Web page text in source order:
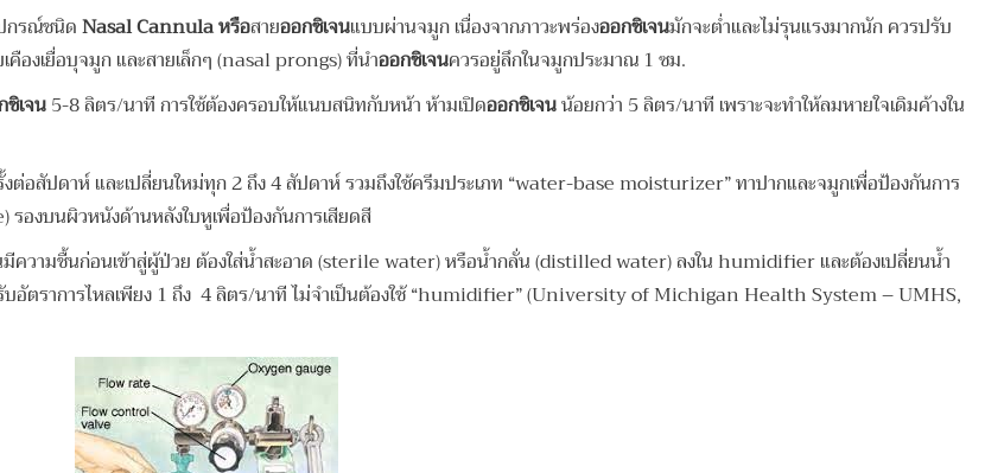
ปกรณ์ชนิดNasal Cannula หรือสายออกซิเจนแบบผ่านจมูก เนื่องจากภาวะพร่องออกซิเจนมักจะต่ำและไม่รุนแรงมากนัก ควรปรับ
เคืองเยื่อบุจมูก และสายเล็กๆ (nasal prongs) ที่นำออกซิเจนควรอยู่ลึกในจมูกประมาณ 1 ซม.
ซิเจน5-8 ลิตร/นาที การใช้ต้องครอบให้แนบสนิทกับหน้า ห้ามเปิดออกซิเจนน้อยกว่า 5 ลิตร/นาที เพราะจะทำให้ลมหายใจเดิมค้างใน
ต่อสัปดาห์ และเปลี่ยนใหม่ทุก 2 ถึง 4 สัปดาห์ รวมถึงใช้ครีมประเภท “water-base moisturizer” ทาปากและจมูกเพื่อป้องกันการ
องบนผิวหนังด้านหลังใบหูเพื่อป้องกันการเสียดสี
ความชื้นก่อนเข้าสู่ผู้ป่วย ต้องใส่น้ำสะอาด (sterile water) หรือน้ำกลั่น (distilled water) ลงใน humidifier และต้องเปลี่ยนน้ำ
รับอัตราการไหลเพียง 1 ถึง 4 ลิตร/นาที ไม่จำเป็นต้องใช้ “humidifier” (University of Michigan Health System – UMHS,